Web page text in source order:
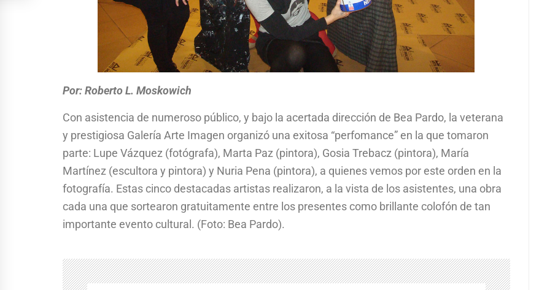
Por: Roberto L. Moskowich
Con asistencia de numeroso público, y bajo la acertada dirección de Bea Pardo, la veterana
y prestigiosa Galería Arte Imagen organizó una exitosa “perfomance” en la que tomaron
parte: Lupe Vázquez (fotógrafa), Marta Paz (pintora), Gosia Trebacz (pintora), María
Martínez (escultora y pintora) y Nuria Pena (pintora), a quienes vemos por este orden en la
fotografía. Estas cinco destacadas artistas realizaron, a la vista de los asistentes, una obra
cada una que sortearon gratuitamente entre los presentes como brillante colofón de tan
importante evento cultural. (Foto: Bea Pardo).